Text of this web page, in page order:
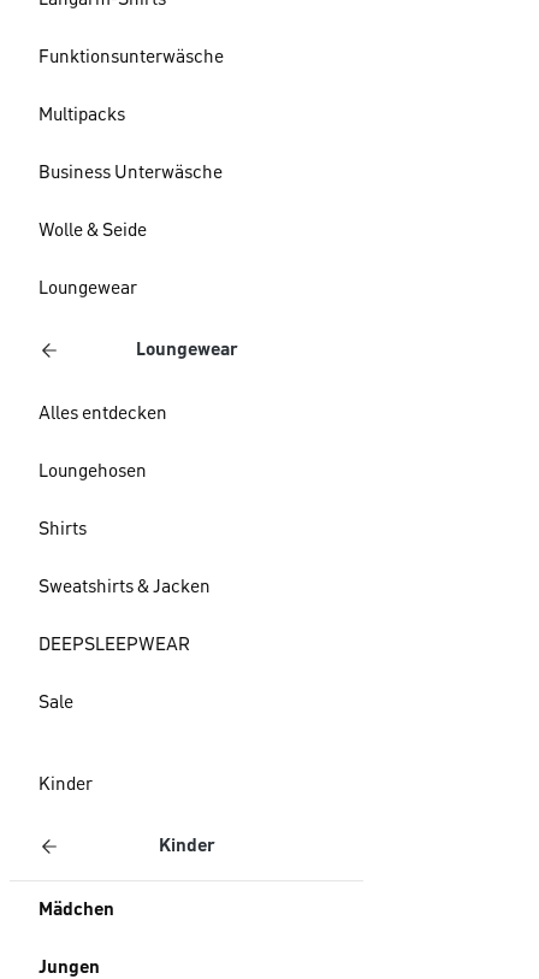
Funktionsunterwäsche
Multipacks
Business Unterwäsche
Wolle & Seide
Loungewear
Loungewear
Alles entdecken
Loungehosen
Shirts
Sweatshirts & Jacken
DEEPSLEEPWEAR
Sale
Kinder
Kinder
Mädchen
Jungen